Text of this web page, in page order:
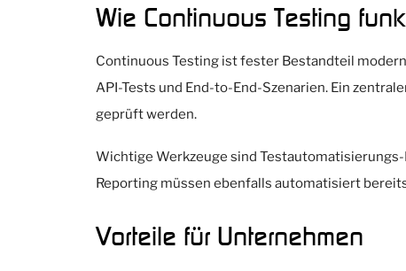
Wie Continuous Testing
Continuous Testing ist fester Bestandteil
API-Tests und End-to-End-Szenarien. Ein
geprüft werden.
Wichtige Werkzeuge sind
Reporting müssen ebenfalls automatisiert
Vorteile für Unternehmen